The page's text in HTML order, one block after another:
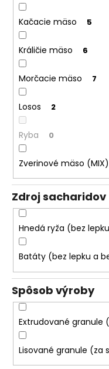
Kačacie mäso 5
Králičie mäso 6
Morčacie mäso 7
Losos 2
Ryba 0
Zverinové mäso (MIX)
Zdroj sacharidov
Hnedá ryža (bez
Batáty (bez lepku a
Spôsob výroby
Extrudované granule
Lisované granule (za